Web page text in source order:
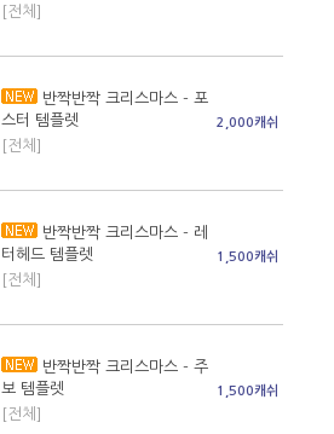
[전체]
반짝반짝 크리스마스 - 포
스터 템플렛
[전체]
2,000캐쉬
반짝반짝 크리스마스 - 레
터헤드 템플렛
[전체]
1,500캐쉬
반짝반짝 크리스마스 - 주
보 템플렛
[전체]
1,500캐쉬